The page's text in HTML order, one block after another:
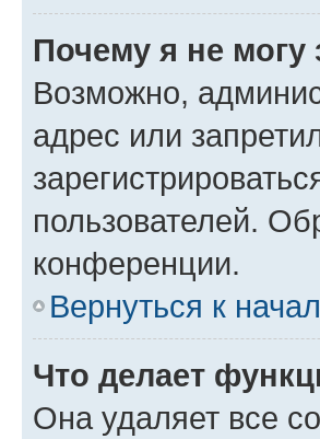
Почему я не могу
Возможно,
адрес или
пользователей.
конференции.
Вернуться к
Что делает
Она удаляет все